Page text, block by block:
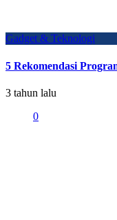
Gadget & Teknologi
5 Rekomendasi
3 tahun lalu
0